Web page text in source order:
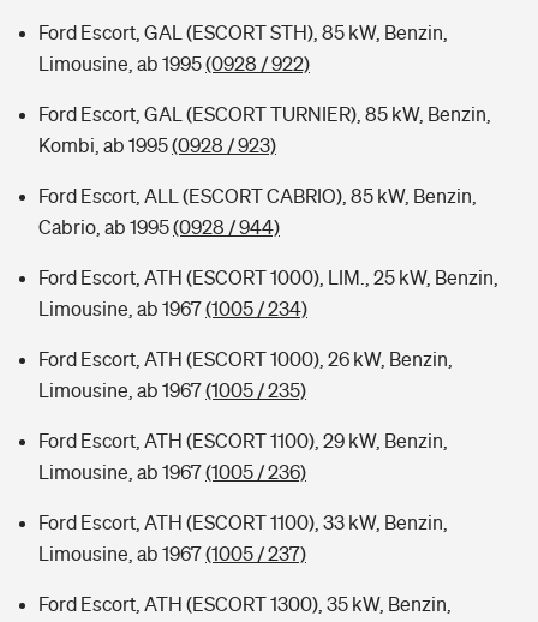
Ford Escort, GAL (ESCORT STH), 85 kW, Benzin,
Limousine, ab 1995(0928 / 922)
Ford Escort, GAL (ESCORT TURNIER), 85 kW, Benzin,
Kombi, ab 1995(0928 / 923)
Ford Escort, ALL (ESCORT CABRIO), 85 kW, Benzin,
Cabrio, ab 1995(0928 / 944)
Ford Escort, ATH (ESCORT 1000), LIM., 25 kW, Benzin,
Limousine, ab 1967(1005 / 234)
Ford Escort, ATH (ESCORT 1000), 26 kW, Benzin,
Limousine, ab 1967(1005 / 235)
Ford Escort, ATH (ESCORT 1100), 29 kW, Benzin,
Limousine, ab 1967(1005 / 236)
Ford Escort, ATH (ESCORT 1100), 33 kW, Benzin,
Limousine, ab 1967(1005 / 237)
Ford Escort, ATH (ESCORT 1300), 35 kW, Benzin,